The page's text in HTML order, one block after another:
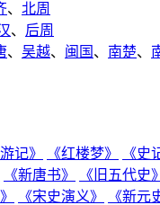
、 北周
、 后周
、 吴越、 闽国 、 南楚、
记》 《红楼梦》 《史
《新唐书》 《旧五代史》
《宋史演义》 《新元